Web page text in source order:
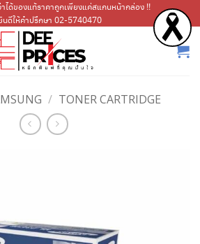
ได้ของแท้ราคาถูกเพียงแค่สแกนหน้ากล่อง !!
นดีให้คำปรึกษา 02-5740470
/ TONER CARTRIDGE